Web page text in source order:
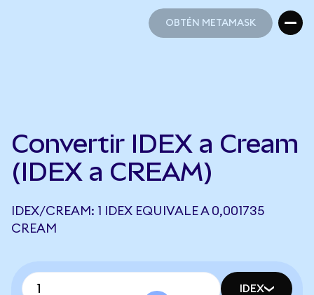
OBTÉN METAMASK
Convertir IDEX a Cream
(IDEX a CREAM)
IDEX/CREAM: 1 IDEX EQUIVALE A 0,001735
CREAM
IDEX